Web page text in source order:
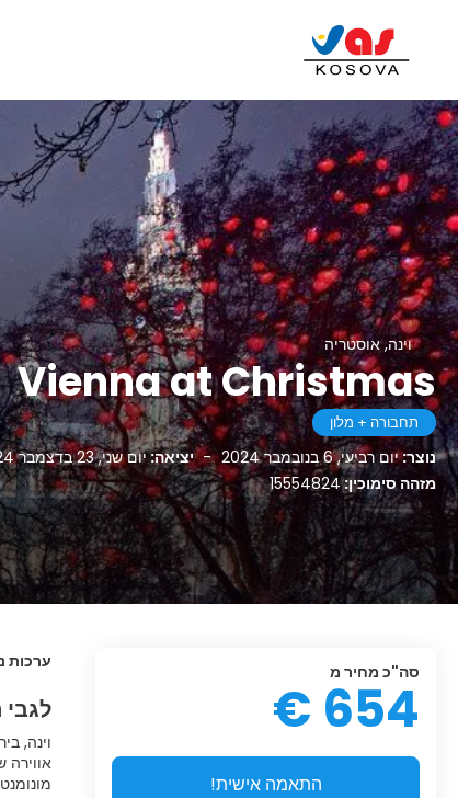
וינה, אוסטריה
Vienna at Christmas
תחבורה + מלון
נוצר:יום רביעי, 6 בנובמבר 2024 - יציאה:יום שני, 23 בדצמבר 2024
מזהה סימוכין:15554824
ערכות
וינה,
סה"כ מחיר מ
654 €
התאמה אישית!